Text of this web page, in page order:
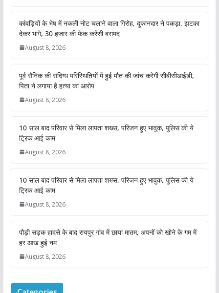
कांवड़ियों के भेष में नकली नोट चलाने वाला गिरोह, दुकानदार ने पकड़ा, झटका
देकर भागे, 30 हजार की फेक करेंसी बरामद
August 8, 2026
पूर्व सैनिक की संदिग्ध परिस्थितियों में हुई मौत की जांच करेगी सीबीसीआईडी,
पिता ने लगाया है हत्या का आरोप
August 8, 2026
10 साल बाद परिवार से मिला लापता शख्स, परिजन हुए भावुक, पुलिस की ये
ट्रिक आई काम
August 8, 2026
10 साल बाद परिवार से मिला लापता शख्स, परिजन हुए भावुक, पुलिस की ये
ट्रिक आई काम
August 8, 2026
पौड़ी सड़क हादसे के बाद रायपुर गांव में छाया मातम, अपनों को खोने के गम में
हर आंख हुई नम
August 8, 2026